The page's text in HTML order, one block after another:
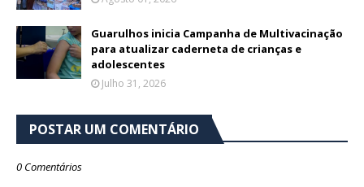
Guarulhos inicia Campanha de Multivacinação
para atualizar caderneta de crianças e
adolescentes
Julho 31, 2026
POSTAR UM COMENTÁRIO
0 Comentários